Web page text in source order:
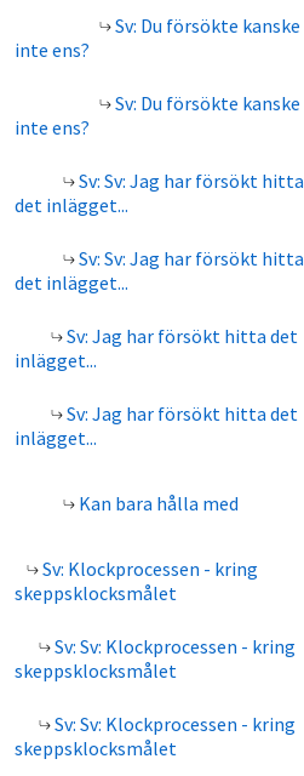
Sv: Du försökte kanske
inte ens?
Sv: Du försökte kanske
inte ens?
Sv: Sv: Jag har försökt hitta
det inlägget...
Sv: Sv: Jag har försökt hitta
det inlägget...
Sv: Jag har försökt hitta det
inlägget...
Sv: Jag har försökt hitta det
inlägget...
Kan bara hålla med
Sv: Klockprocessen - kring
skeppsklocksmålet
Sv: Sv: Klockprocessen - kring
skeppsklocksmålet
Sv: Sv: Klockprocessen - kring
skeppsklocksmålet